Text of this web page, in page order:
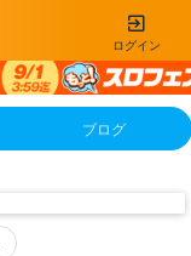
ログイン
ブログ